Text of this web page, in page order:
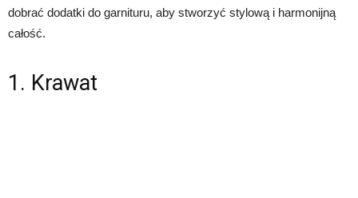
dobrać dodatki do garnituru, aby stworzyć stylową i harmonijną
całość.
1. Krawat